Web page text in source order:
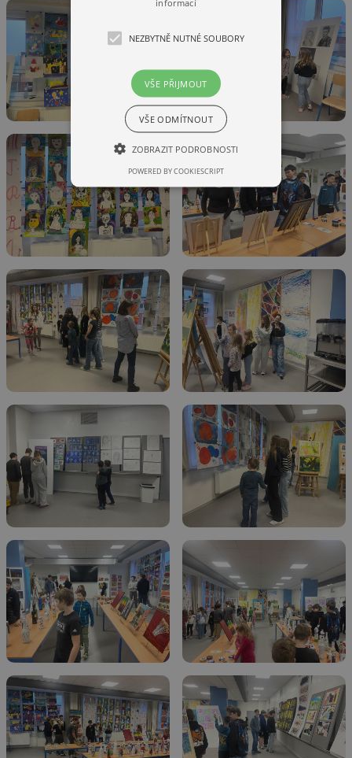
NEZBYTNĚ NUTNÉ SOUBORY
VŠE PŘIJMOUT
VŠE ODMÍTNOUT
ZOBRAZIT PODROBNOSTI
POWERED BY COOKIESCRIPT